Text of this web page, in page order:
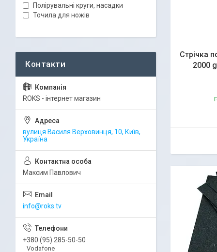
Стрічка
2000
Полірувальні круги, насадки
Точила для ножів
ROKS - інтернет магазин
вулиця Василя Верховинця, 10, Київ,
Україна
Максим Павлович
info@roks.tv
+380 (95) 285-50-50
Vodafone